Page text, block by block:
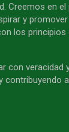
Creemos en el
y
los principios
con veracidad
contribuyendo